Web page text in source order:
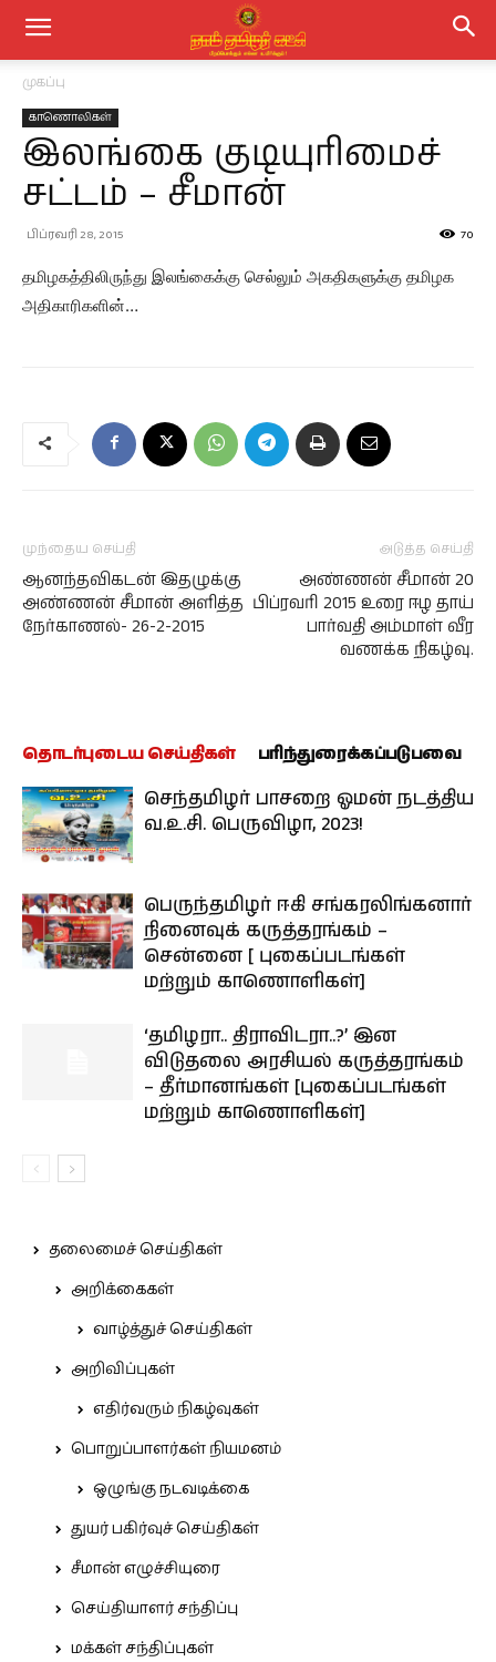
முகப்பு
காணொலிகள்
இலங்கை குடியுரிமைச்
சட்டம் – சீமான்
பிப்ரவரி 28, 2015 70
தமிழகத்திலிருந்து இலங்கைக்கு செல்லும் அகதிகளுக்கு தமிழக
அதிகாரிகளின்…
முந்தைய செய்தி
ஆனந்தவிகடன் இதழுக்கு
அண்ணன் சீமான் அளித்த
நேர்காணல்- 26-2-2015
அடுத்த செய்தி
அண்ணன் சீமான் 20
பிப்ரவரி 2015 உரை ஈழ தாய்
பார்வதி அம்மாள் வீர
வணக்க நிகழ்வு.
தொடர்புடைய செய்திகள் பரிந்துரைக்கப்படுபவை
செந்தமிழர் பாசறை ஓமன் நடத்திய
வ.உ.சி. பெருவிழா, 2023!
பெருந்தமிழர் ஈகி சங்கரலிங்கனார்
நினைவுக் கருத்தரங்கம் –
சென்னை [ புகைப்படங்கள்
மற்றும் காணொளிகள்]
‘தமிழரா.. திராவிடரா..?’ இன
விடுதலை அரசியல் கருத்தரங்கம்
– தீர்மானங்கள் [புகைப்படங்கள்
மற்றும் காணொளிகள்]
தலைமைச் செய்திகள்
அறிக்கைகள்
வாழ்த்துச் செய்திகள்
அறிவிப்புகள்
எதிர்வரும் நிகழ்வுகள்
பொறுப்பாளர்கள் நியமனம்
ஒழுங்கு நடவடிக்கை
துயர் பகிர்வுச் செய்திகள்
சீமான் எழுச்சியுரை
செய்தியாளர் சந்திப்பு
மக்கள் சந்திப்புகள்